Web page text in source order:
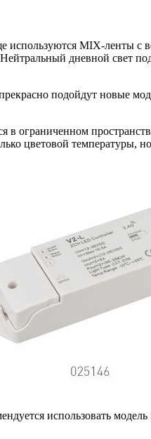
используются MIX-ленты
дневной свет
подойдут
ограниченном
цветовой температуры,
использовать